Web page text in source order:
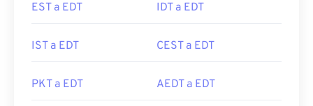
EST a EDT IDT a EDT
IST a EDT CEST a EDT
PKT a EDT AEDT a EDT